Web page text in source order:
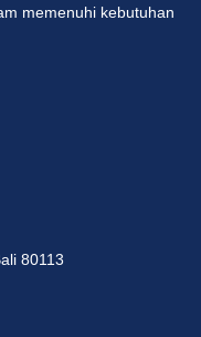
memenuhi kebutuhan
80113